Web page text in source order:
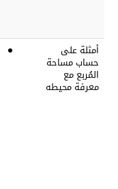
أمثلة على
حساب مساحة
المُربع مع
معرفة محيطه